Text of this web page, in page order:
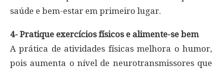
saúde e bem-estar em primeiro lugar.
4- Pratique exercícios físicos e alimente-se bem
A prática de atividades físicas melhora o humor,
pois aumenta o nível de neurotransmissores que